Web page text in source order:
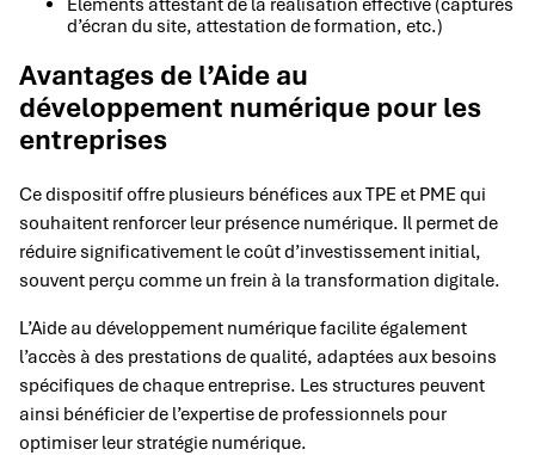
d’écran du site, attestation de formation, etc.)
Avantages de l’Aide au
développement numérique pour les
entreprises
Ce dispositif offre plusieurs bénéfices aux TPE et PME qui
souhaitent renforcer leur présence numérique. Il permet de
réduire significativement le coût d’investissement initial,
souvent perçu comme un frein à la transformation digitale.
L’Aide au développement numérique facilite également
l’accès à des prestations de qualité, adaptées aux besoins
spécifiques de chaque entreprise. Les structures peuvent
ainsi bénéficier de l’expertise de professionnels pour
optimiser leur stratégie numérique.